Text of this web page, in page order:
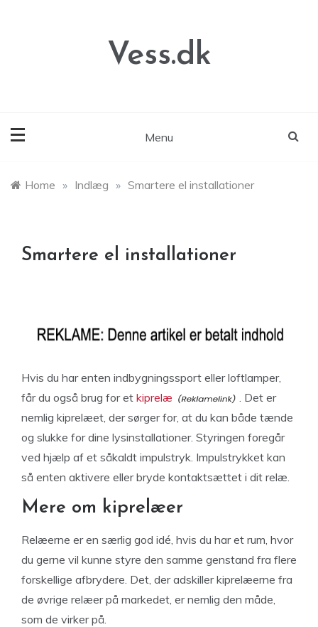
Vess.dk
Menu
Home » Indlæg » Smartere el installationer
Smartere el installationer
Hvis du har enten indbygningssport eller loftlamper,
får du også brug for et kiprelæ
. Det er
nemlig kiprelæet, der sørger for, at du kan både tænde
og slukke for dine lysinstallationer. Styringen foregår
ved hjælp af et såkaldt impulstryk. Impulstrykket kan
så enten aktivere eller bryde kontaktsættet i dit relæ.
Mere om kiprelæer
Relæerne er en særlig god idé, hvis du har et rum, hvor
du gerne vil kunne styre den samme genstand fra flere
forskellige afbrydere. Det, der adskiller kiprelæerne fra
de øvrige relæer på markedet, er nemlig den måde,
som de virker på.